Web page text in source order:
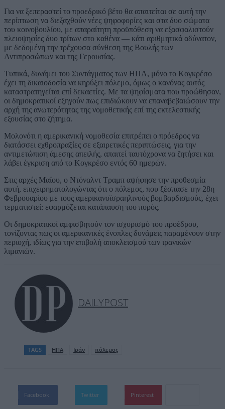
Για να ξεπεραστεί το προεδρικό βέτο θα απαιτείται σε αυτή την
περίπτωση να διεξαχθούν νέες ψηφοφορίες και στα δυο σώματα
του κοινοβουλίου, με απαραίτητη προϋπόθεση να εξασφαλιστούν
πλειοψηφίες δυο τρίτων στο καθένα — κάτι αριθμητικά αδύνατον,
με δεδομένη την τρέχουσα σύνθεση της Βουλής των
Αντιπροσώπων και της Γερουσίας.
Τυπικά, δυνάμει του Συντάγματος των ΗΠΑ, μόνο το Κογκρέσο
έχει τη δικαιοδοσία να κηρύξει πόλεμο, όμως ο κανόνας αυτός
καταστρατηγείται επί δεκαετίες. Με τα ψηφίσματα που προώθησαν,
οι δημοκρατικοί εξηγούν πως επιδιώκουν να επαναβεβαιώσουν την
αρχή της ανωτερότητας της νομοθετικής επί της εκτελεστικής
εξουσίας στο ζήτημα.
Μολονότι η αμερικανική νομοθεσία επιτρέπει ο πρόεδρος να
διατάσσει εχθροπραξίες σε εξαιρετικές περιπτώσεις, για την
αντιμετώπιση άμεσης απειλής, απαιτεί ταυτόχρονα να ζητήσει και
λάβει έγκριση από το Κογκρέσο εντός 60 ημερών.
Στις αρχές Μαΐου, ο Ντόναλντ Τραμπ αψήφησε την προθεσμία
αυτή, επιχειρηματολογώντας ότι ο πόλεμος, που ξέσπασε την 28η
Φεβρουαρίου με τους αμερικανοϊσραηλινούς βομβαρδισμούς, έχει
τερματιστεί: εφαρμόζεται κατάπαυση του πυρός.
Οι δημοκρατικοί αμφισβητούν τον ισχυρισμό του προέδρου,
τονίζοντας πως οι αμερικανικές ένοπλες δυνάμεις παραμένουν στην
περιοχή, ιδίως για την επιβολή αποκλεισμού των ιρανικών
λιμανιών.
DAILYPOST
TAGS ΗΠΑ Ιράν πόλεμος
Facebook Twitter Pinterest